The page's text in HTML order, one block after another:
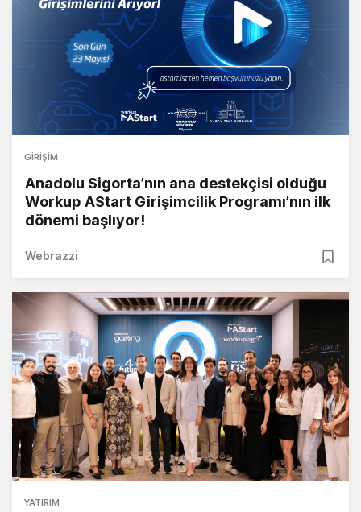
GIRIŞIM
Anadolu Sigorta’nın ana destekçisi olduğu
Workup AStart Girişimcilik Programı’nın ilk
dönemi başlıyor!
Webrazzi
YATIRIM